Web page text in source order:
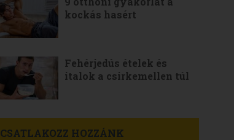
kockás hasért
Fehérjedús ételek és
italok a csirkemellen túl
CSATLAKOZZ HOZZÁNK